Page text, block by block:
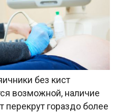
без кист
возможной, наличие
перекрут гораздо более